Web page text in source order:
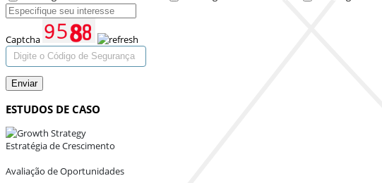
Captcha
Enviar
ESTUDOS DE CASO
Estratégia de Crescimento
Avaliação de Oportunidades